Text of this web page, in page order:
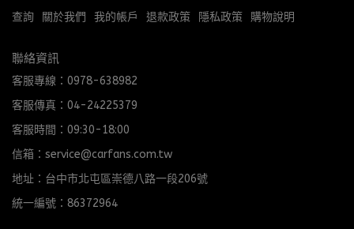
查詢 關於我們 我的帳戶 退款政策 隱私政策 購物說明
聯絡資訊
客服專線：0978-638982
客服傳真：04-24225379
客服時間：09:30-18:00
信箱：service@carfans.com.tw
地址：台中市北屯區崇德八路一段206號
統一編號：86372964